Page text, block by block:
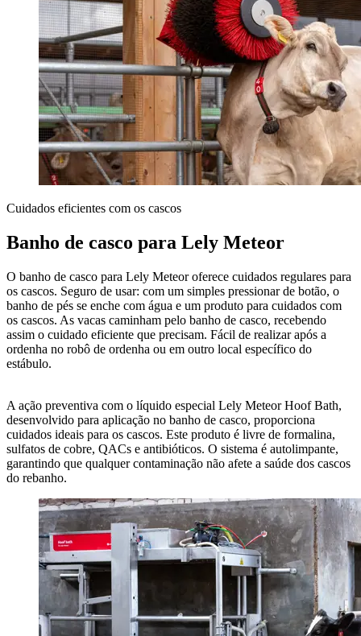
Cuidados eficientes com os cascos
Banho de casco para Lely Meteor
O banho de casco para Lely Meteor oferece cuidados regulares para
os cascos. Seguro de usar: com um simples pressionar de botão, o
banho de pés se enche com água e um produto para cuidados com
os cascos. As vacas caminham pelo banho de casco, recebendo
assim o cuidado eficiente que precisam. Fácil de realizar após a
ordenha no robô de ordenha ou em outro local específico do
estábulo.
A ação preventiva com o líquido especial Lely Meteor Hoof Bath,
desenvolvido para aplicação no banho de casco, proporciona
cuidados ideais para os cascos. Este produto é livre de formalina,
sulfatos de cobre, QACs e antibióticos. O sistema é autolimpante,
garantindo que qualquer contaminação não afete a saúde dos cascos
do rebanho.